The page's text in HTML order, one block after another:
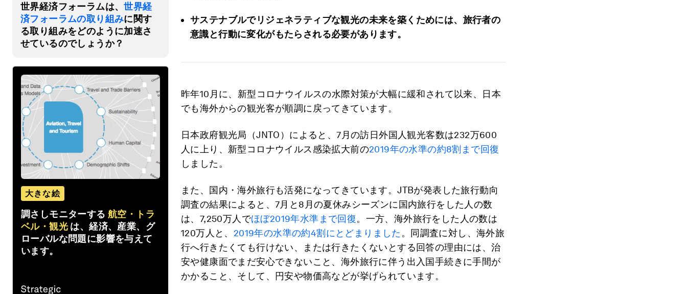
世界経済フォーラムは、世界経
済フォーラムの取り組みに関す
る取り組みをどのように加速さ
せているのでしょうか？
大きな絵
調さしモニターする 航空・トラ
ベル・観光 は、経済、産業、グ
ローバルな問題に影響を与えて
います。
サステナブルでリジェネラティブな観光の未来を築くためには、旅行者の
意識と行動に変化がもたらされる必要があります。
昨年10月に、新型コロナウイルスの水際対策が大幅に緩和されて以来、日本
でも海外からの観光客が順調に戻ってきています。
日本政府観光局（JNTO）によると、7月の訪日外国人観光客数は232万600
人に上り、新型コロナウイルス感染拡大前の2019年の水準の約8割まで回復
しました。
また、国内・海外旅行も活発になってきています。JTBが発表した旅行動向
調査の結果によると、7月と8月の夏休みシーズンに国内旅行をした人の数
は、7,250万人でほぼ2019年水準まで回復。一方、海外旅行をした人の数は
120万人と、 2019年の水準の約4割にとどまりました 。同調査に対し、海外旅
行へ行きたくても行けない、または行きたくないとする回答の理由には、治
安や健康面でまだ安心できないこと、海外旅行に伴う出入国手続きに手間が
かかること、そして、円安や物価高などが挙げられています。